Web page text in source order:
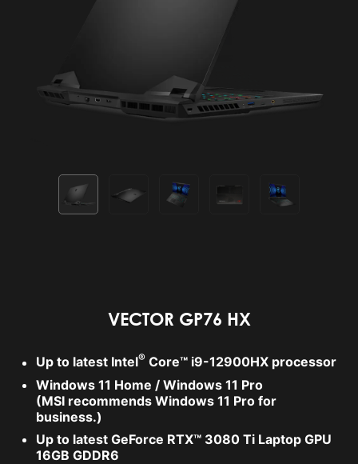
VECTOR GP76 HX
Up to latest Intel® Core™ i9-12900HX processor
Windows 11 Home / Windows 11 Pro
(MSI recommends Windows 11 Pro for
business.)
Up to latest GeForce RTX™ 3080 Ti Laptop GPU
16GB GDDR6